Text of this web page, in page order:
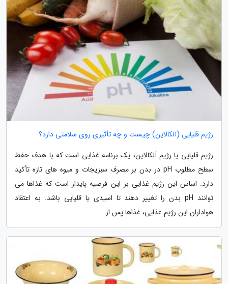
رژیم قلیایی (آلکالاین) چیست و چه تأثیری روی سلامتی دارد؟
رژیم قلیایی یا رژیم آلکالاین، یک برنامه غذایی است که با هدف حفظ
سطح مطلوب pH در بدن بر مصرف سبزیجات و میوه های تازه تأکید
دارد. اساس این رژیم غذایی بر این فرضیه پایدار است که غذاها می
توانند pH بدن را تغییر دهند تا اسیدی یا قلیایی باشد. به اعتقاد
هواداران این رژیم غذایی، غذاها پس از...